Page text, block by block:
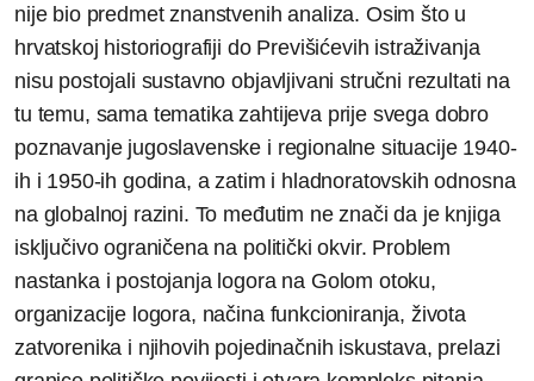
nije bio predmet znanstvenih analiza. Osim što u
hrvatskoj historiografiji do Previšićevih istraživanja
nisu postojali sustavno objavljivani stručni rezultati na
tu temu, sama tematika zahtijeva prije svega dobro
poznavanje jugoslavenske i regionalne situacije 1940-
ih i 1950-ih godina, a zatim i hladnoratovskih odnosna
na globalnoj razini. To međutim ne znači da je knjiga
isključivo ograničena na politički okvir. Problem
nastanka i postojanja logora na Golom otoku,
organizacije logora, načina funkcioniranja, života
zatvorenika i njihovih pojedinačnih iskustava, prelazi